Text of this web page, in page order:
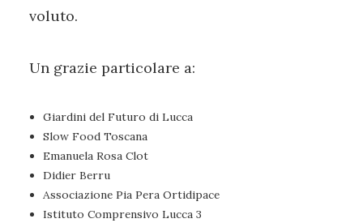
voluto.
Un grazie particolare a:
Giardini del Futuro di Lucca
Slow Food Toscana
Emanuela Rosa Clot
Didier Berru
Associazione Pia Pera Ortidipace
Istituto Comprensivo Lucca 3